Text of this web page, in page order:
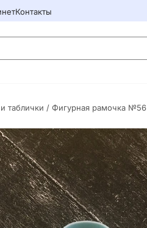
Контакты
таблички / Фигурная рамочка №56